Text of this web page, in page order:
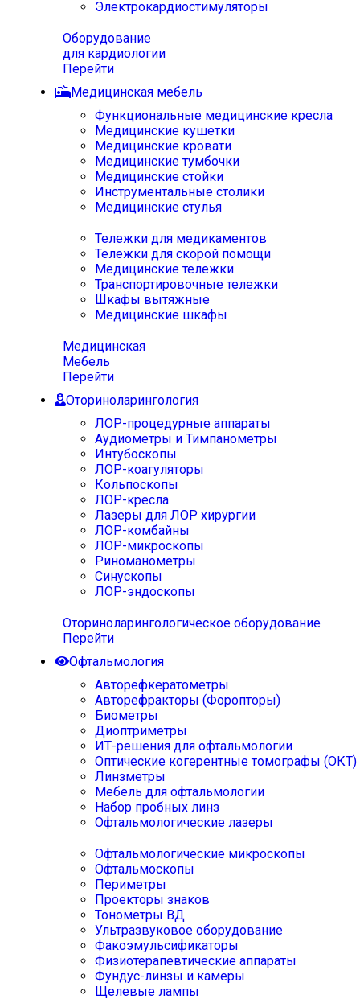
Электрокардиостимуляторы
Оборудование
для кардиологии
Перейти
Медицинская мебель
Функциональные медицинские кресла
Медицинские кушетки
Медицинские кровати
Медицинские тумбочки
Медицинские стойки
Инструментальные столики
Медицинские стулья
Тележки для медикаментов
Тележки для скорой помощи
Медицинские тележки
Транспортировочные тележки
Шкафы вытяжные
Медицинские шкафы
Медицинская
Мебель
Перейти
Оториноларингология
ЛОР-процедурные аппараты
Аудиометры и Тимпанометры
Интубоскопы
ЛОР-коагуляторы
Кольпоскопы
ЛОР-кресла
Лазеры для ЛОР хирургии
ЛОР-комбайны
ЛОР-микроскопы
Риноманометры
Синускопы
ЛОР-эндоскопы
Оториноларингологическое оборудование
Перейти
Офтальмология
Авторефкератометры
Авторефракторы (Форопторы)
Биометры
Диоптриметры
ИТ-решения для офтальмологии
Оптические когерентные томографы (ОКТ)
Линзметры
Мебель для офтальмологии
Набор пробных линз
Офтальмологические лазеры
Офтальмологические микроскопы
Офтальмоскопы
Периметры
Проекторы знаков
Тонометры ВД
Ультразвуковое оборудование
Факоэмульсификаторы
Физиотерапевтические аппараты
Фундус-линзы и камеры
Щелевые лампы